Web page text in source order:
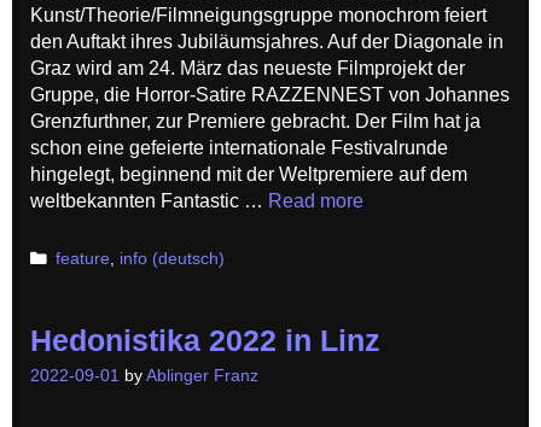
Kunst/Theorie/Filmneigungsgruppe monochrom feiert
den Auftakt ihres Jubiläumsjahres. Auf der Diagonale in
Graz wird am 24. März das neueste Filmprojekt der
Gruppe, die Horror-Satire RAZZENNEST von Johannes
Grenzfurthner, zur Premiere gebracht. Der Film hat ja
schon eine gefeierte internationale Festivalrunde
hingelegt, beginnend mit der Weltpremiere auf dem
weltbekannten Fantastic … Read more
Categories
feature info (deutsch)
Hedonistika 2022 in Linz
2022-09-01 by Ablinger Franz